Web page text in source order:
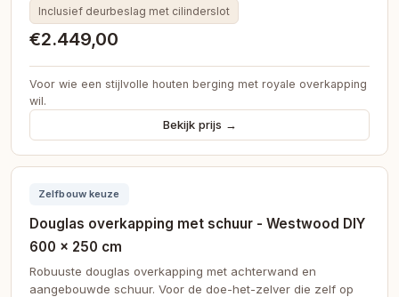
Inclusief deurbeslag met cilinderslot
€2.449,00
Voor wie een stijlvolle houten berging met royale overkapping
wil.
Bekijk prijs →
Zelfbouw keuze
Douglas overkapping met schuur - Westwood DIY
600 × 250 cm
Robuuste douglas overkapping met achterwand en
aangebouwde schuur. Voor de doe-het-zelver die zelf op